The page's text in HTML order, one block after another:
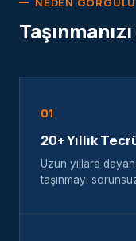
01
20+ Yıllık
Uzun yıllara
taşınmayı